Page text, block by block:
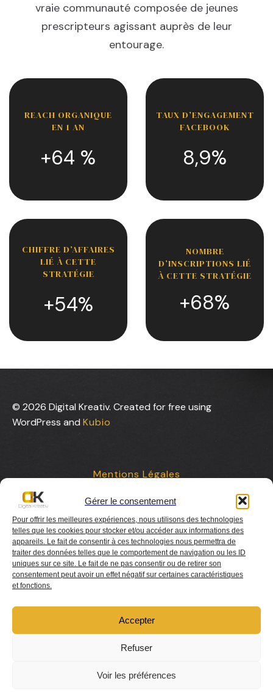
Gérer le consentement
Pour offrir les meilleures expériences, nous utilisons des technologies
telles que les cookies pour stocker et/ou accéder aux informations des
appareils. Le fait de consentir à ces technologies nous permettra de
traiter des données telles que le comportement de navigation ou les ID
uniques sur ce site. Le fait de ne pas consentir ou de retirer son
consentement peut avoir un effet négatif sur certaines caractéristiques
et fonctions.
Accepter
Refuser
Voir les préférences
vraie communauté composée de jeunes
prescripteurs agissant auprès de leur
entourage.
REACH ORGANIQUE
EN 1 AN
+64 %
TAUX D’ENGAGEMENT
FACEBOOK
8,9%
CHIFFRE D’AFFAIRES
LIÉ À CETTE
STRATÉGIE
+54%
NOMBRE
D’INSCRIPTIONS LIÉ
À CETTE STRATÉGIE
+68%
© 2026 Digital Kreativ. Created for free using
WordPress and Kubio
Mentions Légales